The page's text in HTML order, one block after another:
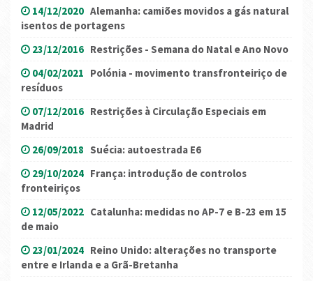
14/12/2020 Alemanha: camiões movidos a gás natural
isentos de portagens
23/12/2016 Restrições - Semana do Natal e Ano Novo
04/02/2021 Polónia - movimento transfronteiriço de
resíduos
07/12/2016 Restrições à Circulação Especiais em
Madrid
26/09/2018 Suécia: autoestrada E6
29/10/2024 França: introdução de controlos
fronteiriços
12/05/2022 Catalunha: medidas no AP-7 e B-23 em 15
de maio
23/01/2024 Reino Unido: alterações no transporte
entre e Irlanda e a Grã-Bretanha